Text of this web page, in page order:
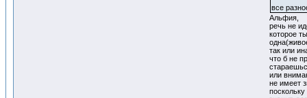
все
Альфия,
речь не
которое
так или
что б не
или
не имеет